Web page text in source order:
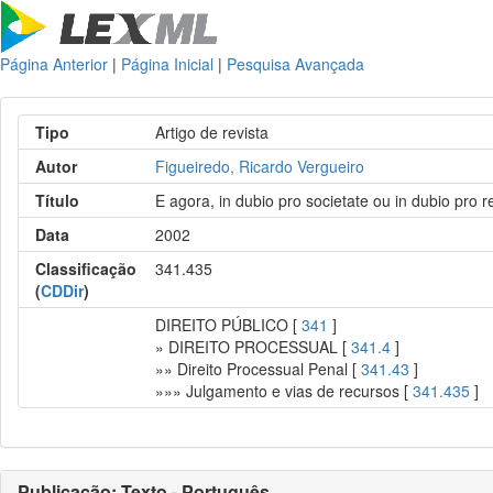
Página Anterior | Página Inicial | Pesquisa Avançada
Tipo
Artigo de revista
Autor
Figueiredo, Ricardo Vergueiro
Título
E agora, in dubio pro societate ou in dubio pro
Data
2002
Classificação
(CDDir)
341.435
DIREITO PÚBLICO [341 ]
» DIREITO PROCESSUAL [341.4 ]
»» Direito Processual Penal [341.43 ]
»»» Julgamento e vias de recursos [341.435 ]